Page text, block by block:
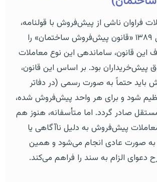
فراوان ناشی از پیش‌فروش با قولنامه،
قانونگذار در سال ۱۳۸۹ «قانون پیش‌فروش ساختمان» را
قانون، ساماندهی این نوع معاملات
پیش‌خریداران بود. بر اساس این قانون،
باید حتماً به صورت رسمی (در دفاتر
شود و برای هر واحد پیش‌فروش شده،
صادر گردد. اما متأسفانه، هنوز هم
پیش‌فروش به دلیل ناآگاهی یا
به صورت عادی انجام می‌شود و همین
الزام به سند را فراهم می‌کند.